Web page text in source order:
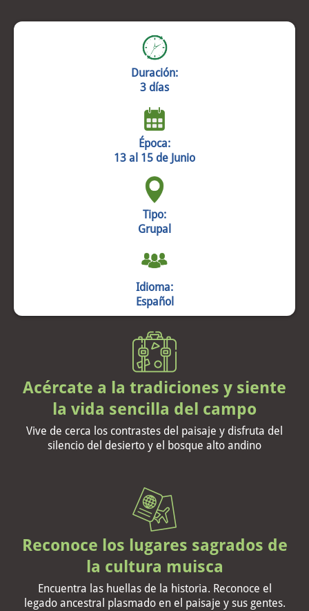
Duración:
3 días
Época:
13 al 15 de Junio
Tipo:
Grupal
Idioma:
Español
Acércate a la tradiciones y siente
la vida sencilla del campo
Vive de cerca los contrastes del paisaje y disfruta del
silencio del desierto y el bosque alto andino
Reconoce los lugares sagrados de
la cultura muisca
Encuentra las huellas de la historia. Reconoce el
legado ancestral plasmado en el paisaje y sus gentes.